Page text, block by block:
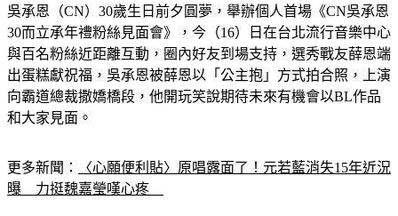
吳承恩（CN）30歲生日前夕圓夢，舉辦個人首場《CN吳承恩
30而立承年禮粉絲見面會》，今（16）日在台北流行音樂中心
與百名粉絲近距離互動，圈內好友到場支持，選秀戰友薛恩端
出蛋糕獻祝福，吳承恩被薛恩以「公主抱」方式拍合照，上演
向霸道總裁撒嬌橋段，他開玩笑說期待未來有機會以BL作品
和大家見面。
更多新聞：
〈心願便利貼〉原唱露面了！元若藍消失15年近況
曝　力挺魏嘉瑩嘆心疼